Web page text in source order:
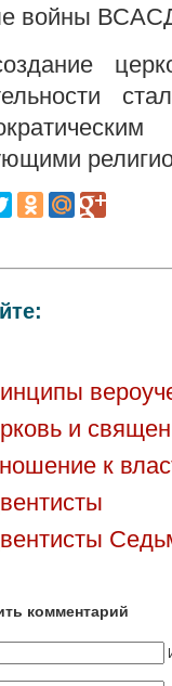
войны
и
к
комментарий